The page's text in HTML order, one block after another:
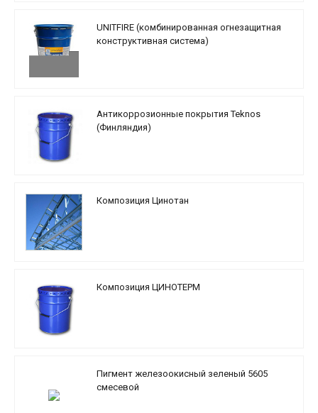
UNITFIRE (комбинированная огнезащитная
конструктивная система)
Антикоррозионные покрытия Teknos
(Финляндия)
Композиция Цинотан
Композиция ЦИНОТЕРМ
Пигмент железоокисный зеленый 5605
смесевой